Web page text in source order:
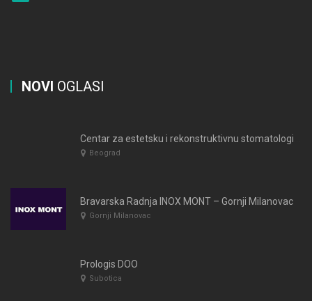
NOVI OGLASI
Beograd
Bravarska Radnja INOX MONT – Gornji Milanovac
Gornji Milanovac
Prologis DOO
Subotica